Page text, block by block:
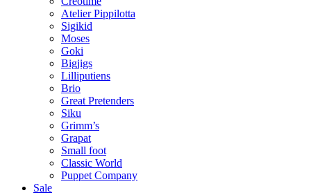
Atelier Pippilotta
Sigikid
Moses
Goki
Bigjigs
Lilliputiens
Brio
Great Pretenders
Siku
Grimm’s
Grapat
Small foot
Classic World
Puppet Company
Sale